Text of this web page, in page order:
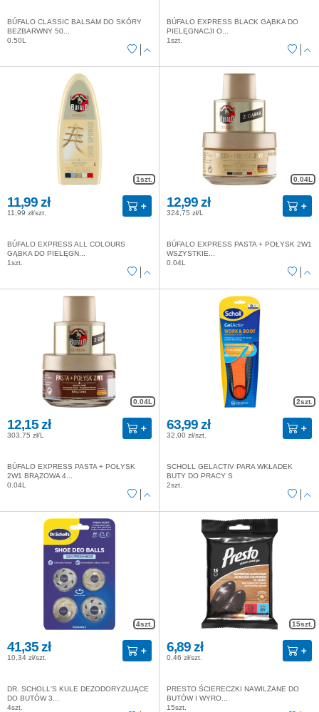
BÚFALO CLASSIC BALSAM DO SKÓRY
BEZBARWNY 50...
0.50L
BÚFALO EXPRESS BLACK GĄBKA DO
PIELĘGNACJI O...
1szt.
1szt.
11,99 zł
11,99 zł/szt.
BÚFALO EXPRESS ALL COLOURS
GĄBKA DO PIELĘGN...
1szt.
0.04L
12,99 zł
324,75 zł/L
BÚFALO EXPRESS PASTA + POŁYSK 2W1
WSZYSTKIE...
0.04L
0.04L
12,15 zł
303,75 zł/L
BÚFALO EXPRESS PASTA + POŁYSK
2W1 BRĄZOWA 4...
0.04L
2szt.
63,99 zł
32,00 zł/szt.
SCHOLL GELACTIV PARA WKŁADEK
BUTY DO PRACY S
2szt.
4szt.
41,35 zł
10,34 zł/szt.
DR. SCHOLL'S KULE DEZODORYZUJĄCE
DO BUTÓW 3...
4szt.
15szt.
6,89 zł
0,46 zł/szt.
PRESTO ŚCIERECZKI NAWILŻANE DO
BUTÓW I WYRO...
15szt.